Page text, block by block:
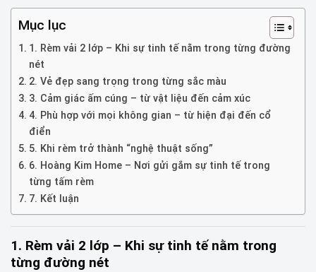
Mục lục
1. Rèm vải 2 lớp – Khi sự tinh tế nằm trong từng đường
nét
2. Vẻ đẹp sang trọng trong từng sắc màu
3. Cảm giác ấm cúng – từ vật liệu đến cảm xúc
4. Phù hợp với mọi không gian – từ hiện đại đến cổ
điển
5. Khi rèm trở thành “nghệ thuật sống”
6. Hoàng Kim Home – Nơi gửi gắm sự tinh tế trong
từng tấm rèm
7. Kết luận
1. Rèm vải 2 lớp – Khi sự tinh tế nằm trong
từng đường nét